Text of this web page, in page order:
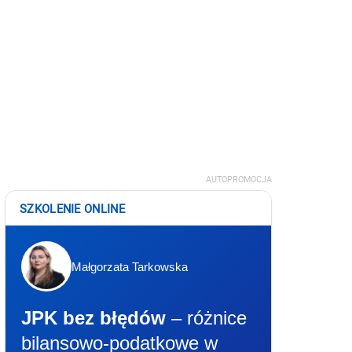
AUTOPROMOCJA
SZKOLENIE ONLINE
Małgorzata Tarkowska
JPK bez błędów – różnice
bilansowo-podatkowe w